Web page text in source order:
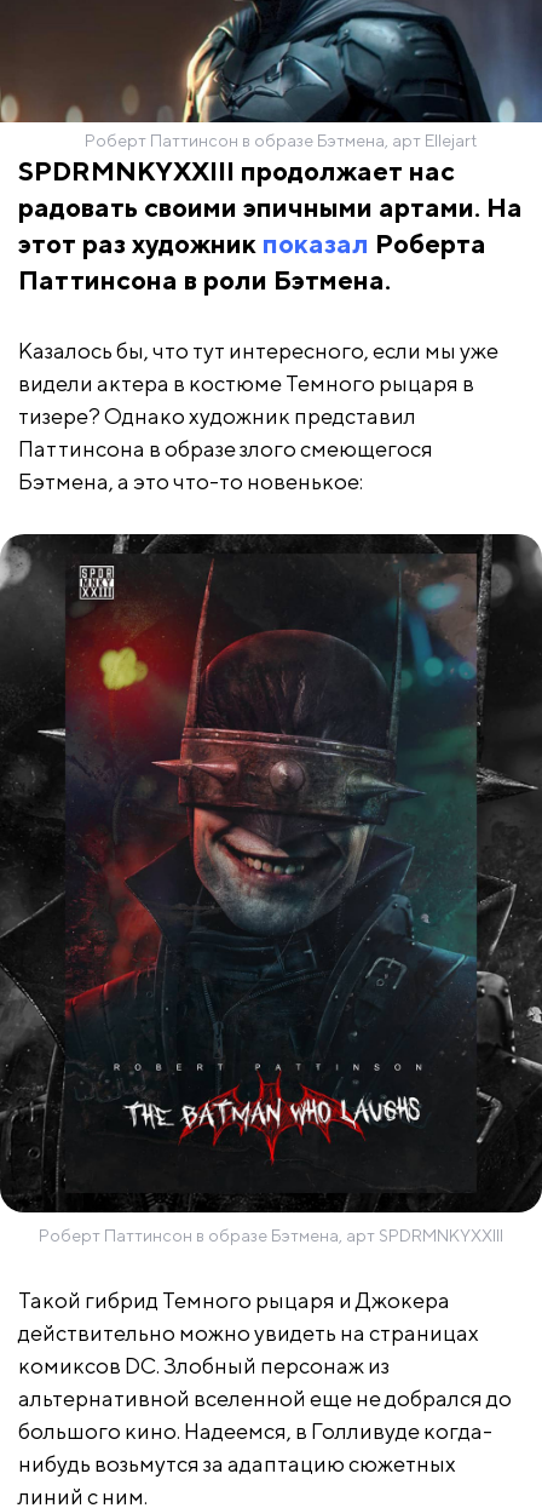
Роберт Паттинсон в образе Бэтмена, арт Ellejart
SPDRMNKYXXIII продолжает нас
радовать своими эпичными артами. На
этот раз художник показал Роберта
Паттинсона в роли Бэтмена.
Казалось бы, что тут интересного, если мы уже
видели актера в костюме Темного рыцаря в
тизере? Однако художник представил
Паттинсона в образе злого смеющегося
Бэтмена, а это что-то новенькое:
Роберт Паттинсон в образе Бэтмена, арт SPDRMNKYXXIII
Такой гибрид Темного рыцаря и Джокера
действительно можно увидеть на страницах
комиксов DC. Злобный персонаж из
альтернативной вселенной еще не добрался до
большого кино. Надеемся, в Голливуде когда-
нибудь возьмутся за адаптацию сюжетных
линий с ним.